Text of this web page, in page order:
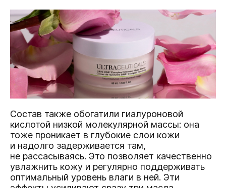
Состав также обогатили гиалуроновой
кислотой низкой молекулярной массы: она
тоже проникает в глубокие слои кожи
и надолго задерживается там,
не рассасываясь. Это позволяет качественно
увлажнить кожу и регулярно поддерживать
оптимальный уровень влаги в ней. Эти